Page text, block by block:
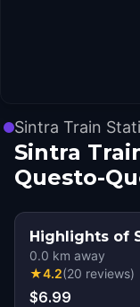
Sintra Train
Sintra
Questo-
Highlights of
0.0 km away
★4.2(20 reviews)
$6.99